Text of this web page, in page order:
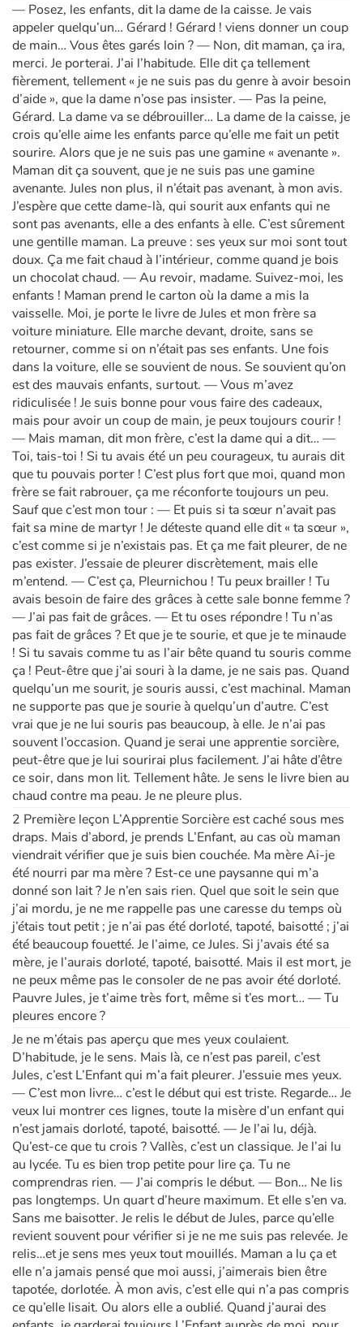
— Posez, les enfants, dit la dame de la caisse. Je vais
appeler quelqu’un… Gérard ! Gérard ! viens donner un coup
de main… Vous êtes garés loin ? — Non, dit maman, ça ira,
merci. Je porterai. J’ai l’habitude. Elle dit ça tellement
fièrement, tellement « je ne suis pas du genre à avoir besoin
d’aide », que la dame n’ose pas insister. — Pas la peine,
Gérard. La dame va se débrouiller… La dame de la caisse, je
crois qu’elle aime les enfants parce qu’elle me fait un petit
sourire. Alors que je ne suis pas une gamine « avenante ».
Maman dit ça souvent, que je ne suis pas une gamine
avenante. Jules non plus, il n’était pas avenant, à mon avis.
J’espère que cette dame-là, qui sourit aux enfants qui ne
sont pas avenants, elle a des enfants à elle. C’est sûrement
une gentille maman. La preuve : ses yeux sur moi sont tout
doux. Ça me fait chaud à l’intérieur, comme quand je bois
un chocolat chaud. — Au revoir, madame. Suivez-moi, les
enfants ! Maman prend le carton où la dame a mis la
vaisselle. Moi, je porte le livre de Jules et mon frère sa
voiture miniature. Elle marche devant, droite, sans se
retourner, comme si on n’était pas ses enfants. Une fois
dans la voiture, elle se souvient de nous. Se souvient qu’on
est des mauvais enfants, surtout. — Vous m’avez
ridiculisée ! Je suis bonne pour vous faire des cadeaux,
mais pour avoir un coup de main, je peux toujours courir !
— Mais maman, dit mon frère, c’est la dame qui a dit… —
Toi, tais-toi ! Si tu avais été un peu courageux, tu aurais dit
que tu pouvais porter ! C’est plus fort que moi, quand mon
frère se fait rabrouer, ça me réconforte toujours un peu.
Sauf que c’est mon tour : — Et puis si ta sœur n’avait pas
fait sa mine de martyr ! Je déteste quand elle dit « ta sœur »,
c’est comme si je n’existais pas. Et ça me fait pleurer, de ne
pas exister. J’essaie de pleurer discrètement, mais elle
m’entend. — C’est ça, Pleurnichou ! Tu peux brailler ! Tu
avais besoin de faire des grâces à cette sale bonne femme ?
— J’ai pas fait de grâces. — Et tu oses répondre ! Tu n’as
pas fait de grâces ? Et que je te sourie, et que je te minaude
! Si tu savais comme tu as l’air bête quand tu souris comme
ça ! Peut-être que j’ai souri à la dame, je ne sais pas. Quand
quelqu’un me sourit, je souris aussi, c’est machinal. Maman
ne supporte pas que je sourie à quelqu’un d’autre. C’est
vrai que je ne lui souris pas beaucoup, à elle. Je n’ai pas
souvent l’occasion. Quand je serai une apprentie sorcière,
peut-être que je lui sourirai plus facilement. J’ai hâte d’être
ce soir, dans mon lit. Tellement hâte. Je sens le livre bien au
chaud contre ma peau. Je ne pleure plus.
2 Première leçon L’Apprentie Sorcière est caché sous mes
draps. Mais d’abord, je prends L’Enfant, au cas où maman
viendrait vérifier que je suis bien couchée. Ma mère Ai-je
été nourri par ma mère ? Est-ce une paysanne qui m’a
donné son lait ? Je n’en sais rien. Quel que soit le sein que
j’ai mordu, je ne me rappelle pas une caresse du temps où
j’étais tout petit ; je n’ai pas été dorloté, tapoté, baisotté ; j’ai
été beaucoup fouetté. Je l’aime, ce Jules. Si j’avais été sa
mère, je l’aurais dorloté, tapoté, baisotté. Mais il est mort, je
ne peux même pas le consoler de ne pas avoir été dorloté.
Pauvre Jules, je t’aime très fort, même si t’es mort… — Tu
pleures encore ?
Je ne m’étais pas aperçu que mes yeux coulaient.
D’habitude, je le sens. Mais là, ce n’est pas pareil, c’est
Jules, c’est L’Enfant qui m’a fait pleurer. J’essuie mes yeux.
— C’est mon livre… c’est le début qui est triste. Regarde… Je
veux lui montrer ces lignes, toute la misère d’un enfant qui
n’est jamais dorloté, tapoté, baisotté. — Je l’ai lu, déjà.
Qu’est-ce que tu crois ? Vallès, c’est un classique. Je l’ai lu
au lycée. Tu es bien trop petite pour lire ça. Tu ne
comprendras rien. — J’ai compris le début. — Bon… Ne lis
pas longtemps. Un quart d’heure maximum. Et elle s’en va.
Sans me baisotter. Je relis le début de Jules, parce qu’elle
revient souvent pour vérifier si je ne me suis pas relevée. Je
relis…et je sens mes yeux tout mouillés. Maman a lu ça et
elle n’a jamais pensé que moi aussi, j’aimerais bien être
tapotée, dorlotée. À mon avis, c’est elle qui n’a pas compris
ce qu’elle lisait. Ou alors elle a oublié. Quand j’aurai des